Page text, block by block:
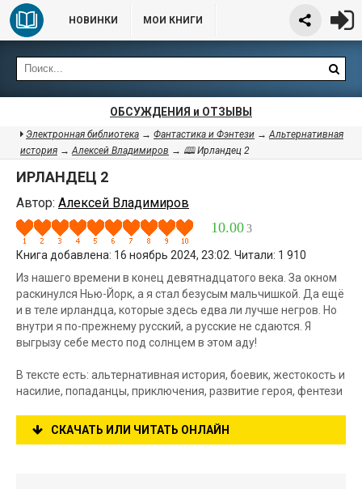
НОВИНКИ МОИ КНИГИ
ОБСУЖДЕНИЯ и ОТЗЫВЫ
Электронная библиотека → Фантастика и Фэнтези →Альтернативная
история →Алексей Владимиров → 🕮 Ирландец 2
ИРЛАНДЕЦ 2
Автор: Алексей Владимиров
10.00 3
Книга добавлена: 16 ноябрь 2024, 23:02. Читали: 1 910
Из нашего времени в конец девятнадцатого века. За окном
раскинулся Нью-Йорк, а я стал безусым мальчишкой. Да ещё
и в теле ирландца, которые здесь едва ли лучше негров. Но
внутри я по-прежнему русский, а русские не сдаются. Я
выгрызу себе место под солнцем в этом аду!
В тексте есть: альтернативная история, боевик, жестокость и
насилие, попаданцы, приключения, развитие героя, фентези
СКАЧАТЬ ИЛИ ЧИТАТЬ ОНЛАЙН